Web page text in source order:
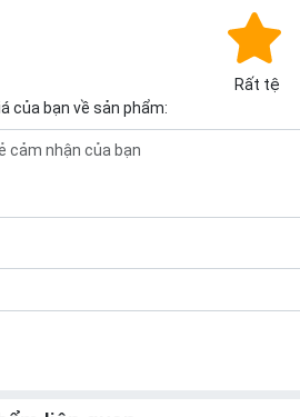
Rất tệ
của bạn về sản phẩm: